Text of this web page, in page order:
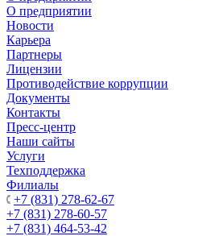
О предприятии
Новости
Карьера
Партнеры
Лицензии
Противодействие коррупции
Документы
Контакты
Пресс-центр
Наши сайты
Услуги
Техподдержка
Филиалы
+7 (831) 278-62-67
+7 (831) 278-60-57
+7 (831) 464-53-42